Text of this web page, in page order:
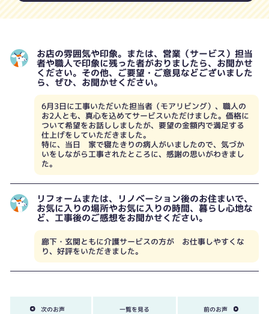
お店の雰囲気や印象。または、営業（サービス）担当
者や職人で印象に残った者がおりましたら、お聞かせ
ください。その他、ご要望・ご意見などございました
ら、ぜひ、お聞かせください。
6月3日に工事いただいた担当者（モアリビング）、職人の
お2人とも、真心を込めてサービスいただけました。価格に
ついて希望をお話ししましたが、要望の金額内で満足する
仕上げをしていただきました。
特に、当日 家で寝たきりの病人がいましたので、気づか
いをしながら工事されたところに、感謝の思いがわきまし
た。
リフォームまたは、リノベーション後のお住まいで、
お気に入りの場所やお気に入りの時間、暮らし心地な
ど、工事後のご感想をお聞かせください。
廊下・玄関ともに介護サービスの方が お仕事しやすくな
り、好評をいただきました。
次のお声 一覧を見る 前のお声